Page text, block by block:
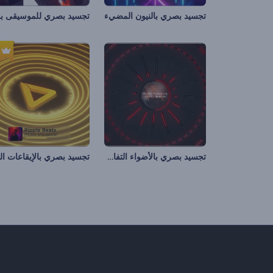
تجسيد بصري بالنيون المضيء
تجسيد بصري بالأضواء التفاعلية